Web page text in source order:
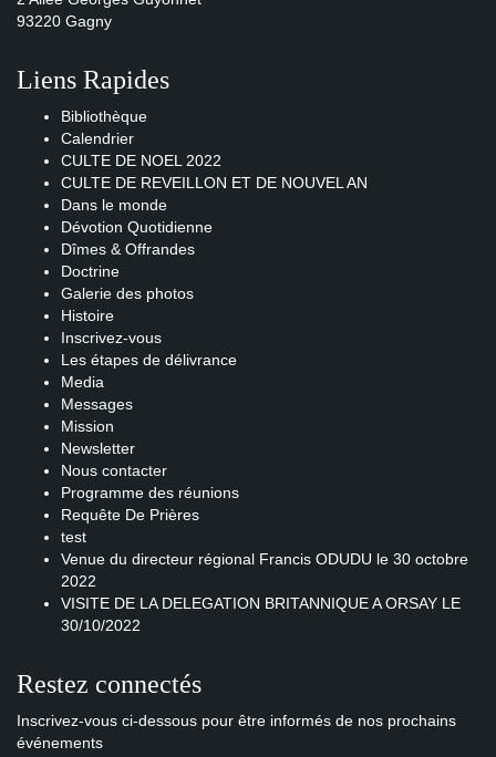
93220 Gagny
Liens Rapides
Bibliothèque
Calendrier
CULTE DE NOEL 2022
CULTE DE REVEILLON ET DE NOUVEL AN
Dans le monde
Dévotion Quotidienne
Dîmes & Offrandes
Doctrine
Galerie des photos
Histoire
Inscrivez-vous
Les étapes de délivrance
Media
Messages
Mission
Newsletter
Nous contacter
Programme des réunions
Requête De Prières
test
Venue du directeur régional Francis ODUDU le 30 octobre
2022
VISITE DE LA DELEGATION BRITANNIQUE A ORSAY LE
30/10/2022
Restez connectés
Inscrivez-vous ci-dessous pour être informés de nos prochains
événements